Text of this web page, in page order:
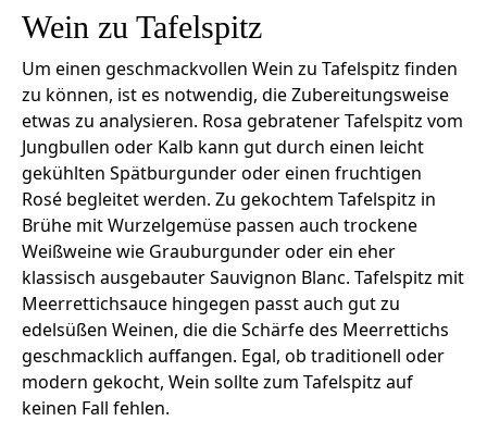
Wein zu Tafelspitz
Um einen geschmackvollen Wein zu Tafelspitz finden
zu können, ist es notwendig, die Zubereitungsweise
etwas zu analysieren. Rosa gebratener Tafelspitz vom
Jungbullen oder Kalb kann gut durch einen leicht
gekühlten Spätburgunder oder einen fruchtigen
Rosé begleitet werden. Zu gekochtem Tafelspitz in
Brühe mit Wurzelgemüse passen auch trockene
Weißweine wie Grauburgunder oder ein eher
klassisch ausgebauter Sauvignon Blanc. Tafelspitz mit
Meerrettichsauce hingegen passt auch gut zu
edelsüßen Weinen, die die Schärfe des Meerrettichs
geschmacklich auffangen. Egal, ob traditionell oder
modern gekocht, Wein sollte zum Tafelspitz auf
keinen Fall fehlen.